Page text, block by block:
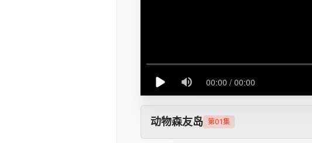
动物森友岛 第01集